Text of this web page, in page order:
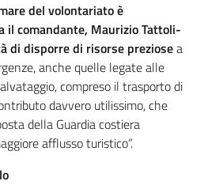
del volontariato è
il comandante, Maurizio Tattoli-
di disporre di risorse preziosea
anche quelle legate alle
compreso il trasporto di
davvero utilissimo, che
della Guardia costiera
afflusso turistico”.